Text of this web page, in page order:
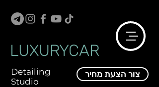
LUXURYCAR
Detailing
Studio
צור הצעת מחיר